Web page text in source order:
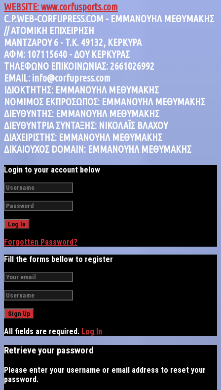
WEBSITE: www.corfusports.com
C.P.WEB-CORFUPRESS.COM - ΕΜΜΑΝΟΥΗΛ ΜΕΘΥΜΑΚΗΣ
// ΑΤΟΜΙΚΗ ΕΠΙΧΕΙΡΗΣΗ
MANTZAΡΟΥ 6 - T.K. 49132, ΚΕΡΚΥΡΑ
ΑΦΜ: 107115640 - ΔΟΥ ΚΕΡΚΥΡΑΣ
ΤΗΛΕΦΩΝΟ ΕΠΙΚΟΙΝΩΝΙΑΣ: 2661026992
EMAIL: info@corfupress.com
ΙΔΙΟΚΤΗΤΗΣ: EMMANOYΗΛ ΜΕΘΥΜΑΚΗΣ
ΝΟΜΙΜΟΣ ΕΚΠΡΟΣΩΠΟΣ: EMMANOYΗΛ ΜΕΘΥΜΑΚΗΣ
ΔΙΕΥΘΥΝΤΗΣ: EMMANOYΗΛ ΜΕΘΥΜΑΚΗΣ
ΔΙΕΥΘΥΝΤΡΙΑ ΣΥΝΤΑΞΗΣ: ΝΙΚΟΛΑΪΣ ΒΛΑΧΟΥ
ΔΙΑΧΕΙΡΙΣΤΗΣ: EMMANOYΗΛ ΜΕΘΥΜΑΚΗΣ
ΔΙΚΑΙΟΥΧΟΣ DOMAIN: ΕΜΜΑΝΟΥΗΛ ΜΕΘΥΜΑΚΗΣ
Login to your account below
Forgotten Password?
Fill the forms bellow to register
All fields are required. Log In
Retrieve your password
Please enter your username or email address to reset your
password.